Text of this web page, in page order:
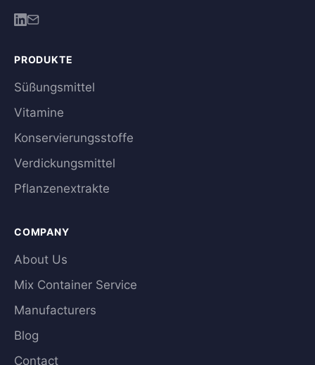
PRODUKTE
Süßungsmittel
Vitamine
Konservierungsstoffe
Verdickungsmittel
Pflanzenextrakte
COMPANY
About Us
Mix Container Service
Manufacturers
Blog
Contact